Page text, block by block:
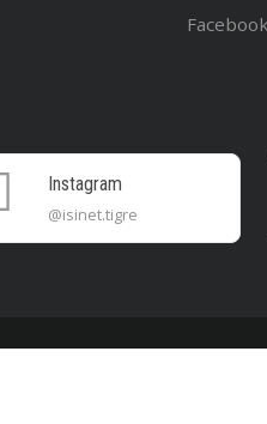
Instagram
@isinet.tigre